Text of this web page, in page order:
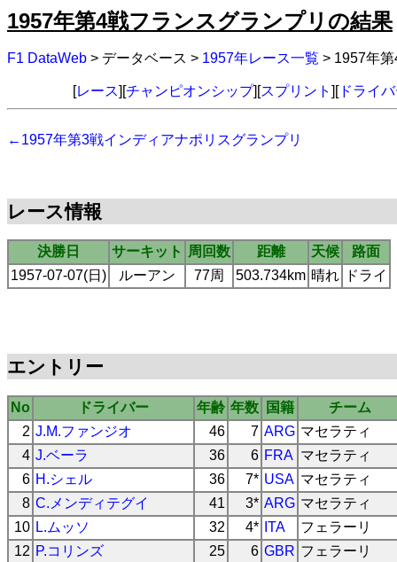
1957年第4戦フランスグランプリの結果
F1 DataWeb > データベース > 1957年レース一覧 > 1957年
[レース][チャンピオンシップ][スプリント ][ドライ
←1957年第3戦インディアナポリスグランプリ
レース情報
決勝日 サーキット 周回数 距離 天候
路面
1957-07-07(日)
ルーアン 77周 503.734km 晴れ ドライ
エントリー
No ドライバー 年齢 年数 国籍
チーム
2 J.M.ファンジオ 46 7 ARG マセラティ
4 J.ベーラ 36 6 FRA マセラティ
6 H.シェル 36 7* USA マセラティ
8 C.メンディテグイ 41 3* ARG マセラティ
10 L.ムッソ 32 4* ITA
フェラーリ
12 P.コリンズ 25 6 GBR フェラーリ